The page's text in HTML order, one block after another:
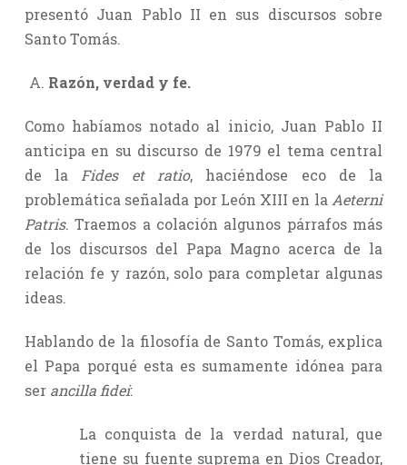
presentó Juan Pablo II en sus discursos sobre
Santo Tomás.
Razón, verdad y fe.
Como habíamos notado al inicio, Juan Pablo II
anticipa en su discurso de 1979 el tema central
de la Fides et ratio, haciéndose eco de la
problemática señalada por León XIII en la Aeterni
Patris. Traemos a colación algunos párrafos más
de los discursos del Papa Magno acerca de la
relación fe y razón, solo para completar algunas
ideas.
Hablando de la filosofía de Santo Tomás, explica
el Papa porqué esta es sumamente idónea para
ser ancilla fidei:
La conquista de la verdad natural, que
tiene su fuente suprema en Dios Creador,